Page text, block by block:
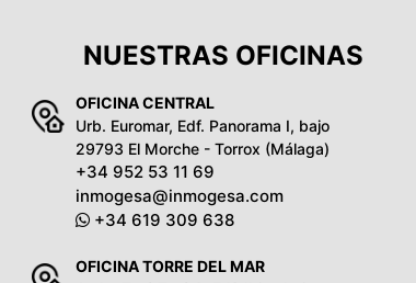
NUESTRAS OFICINAS
OFICINA CENTRAL
Urb. Euromar, Edf. Panorama I, bajo
29793 El Morche - Torrox (Málaga)
+34 952 53 11 69
inmogesa@inmogesa.com
+34 619 309 638
OFICINA TORRE DEL MAR